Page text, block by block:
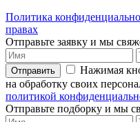
Политика
правах
Отправьте заявку и мы
Отправить
Нажимая
на обработку своих
политикой
Отправьте подборку и мы